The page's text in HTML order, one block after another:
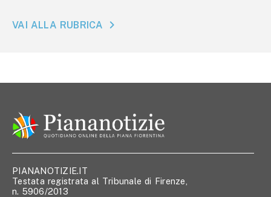
VAI ALLA RUBRICA
PIANANOTIZIE.IT
Testata registrata al Tribunale di Firenze,
n. 5906/2013